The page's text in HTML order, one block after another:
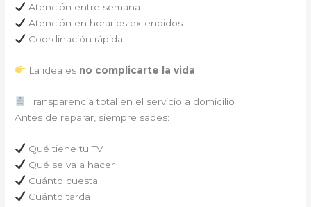
Atención entre semana
Atención en horarios extendidos
Coordinación rápida
La idea es no complicarte la vida
Transparencia total en el servicio a domicilio
Antes de reparar, siempre sabes:
Qué tiene tu TV
Qué se va a hacer
Cuánto cuesta
Cuánto tarda